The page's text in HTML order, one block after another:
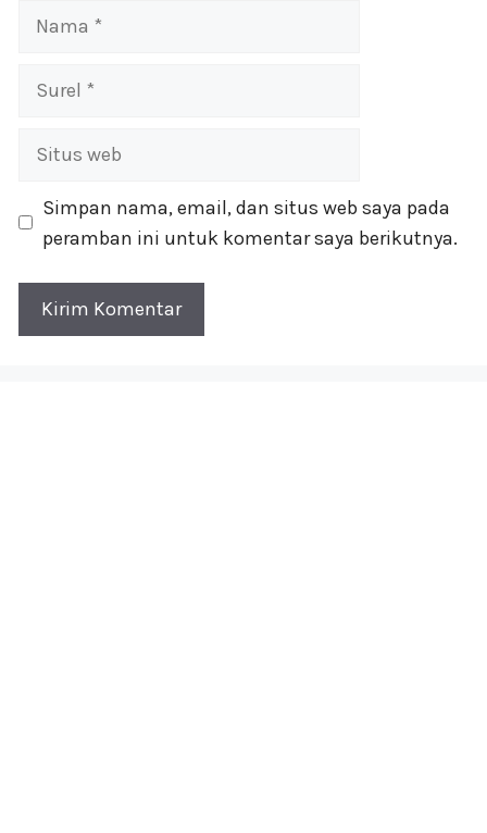
Nama
Surel
Situs
Simpan nama, email, dan situs web saya pada
peramban ini untuk komentar saya berikutnya.